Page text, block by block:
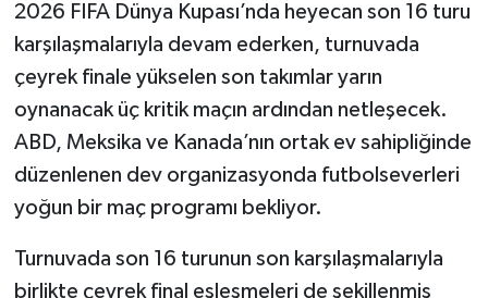
2026 FIFA Dünya Kupası’nda heyecan son 16 turu
karşılaşmalarıyla devam ederken, turnuvada
çeyrek finale yükselen son takımlar yarın
oynanacak üç kritik maçın ardından netleşecek.
ABD, Meksika ve Kanada’nın ortak ev sahipliğinde
düzenlenen dev organizasyonda futbolseverleri
yoğun bir maç programı bekliyor.
Turnuvada son 16 turunun son karşılaşmalarıyla
birlikte çeyrek final eşleşmeleri de şekillenmiş
Yaşam
KAHRAMANMARAŞ